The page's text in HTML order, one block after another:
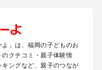
」は、福岡の子どものお
クチコミ・親子体験情
ングなど、親子のつなが